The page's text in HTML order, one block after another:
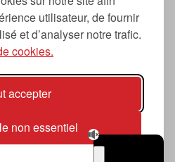
utilisateur, de fournir
et d’analyser notre trafic.
cookies.
accepter
non essentiel
de 2007.
« prochain », « suivant
thématique du
nouvelles tendances
de la musique
du hip hop, et des
de société liés à la